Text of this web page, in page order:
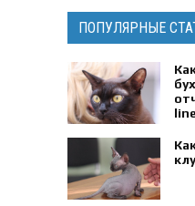
ПОПУЛЯРНЫЕ
line